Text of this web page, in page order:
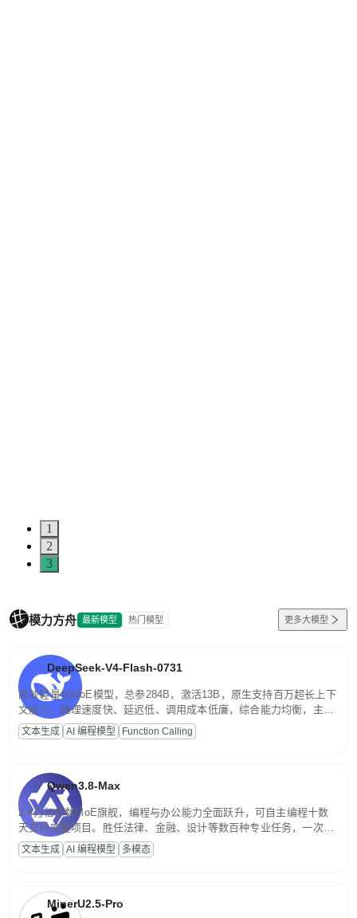
1
2
3
模力方舟 最新模型 热门模型 更多大模型
DeepSeek-V4-Flash-0731
高效轻量化MoE模型，总参284B，激活13B，原生支持百万超长上下
文能力。推理速度快、延迟低、调用成本低廉，综合能力均衡，主打
高并发、轻量化任务，适合日常对话、内容创作、基础 RAG、批量
文案处理等普惠刚需场景。
文本生成 AI 编程模型 Function Calling
Qwen3.8-Max
2.4万亿参数MoE旗舰，编程与办公能力全面跃升，可自主编程十数
天交付完整项目。胜任法律、金融、设计等数百种专业任务，一次对
话端到端交付生产级成果。原生视觉理解贯穿规划、执行与验证全流
程，支持超长文档与长视频的深度语义解析。长程任务中自主规划与
文本生成 AI 编程模型 多模态
MinerU2.5-Pro